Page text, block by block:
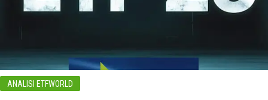
ANALISI ETFWORLD